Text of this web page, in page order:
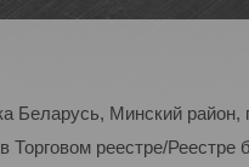
Беларусь, Минский
Торговом реестре/